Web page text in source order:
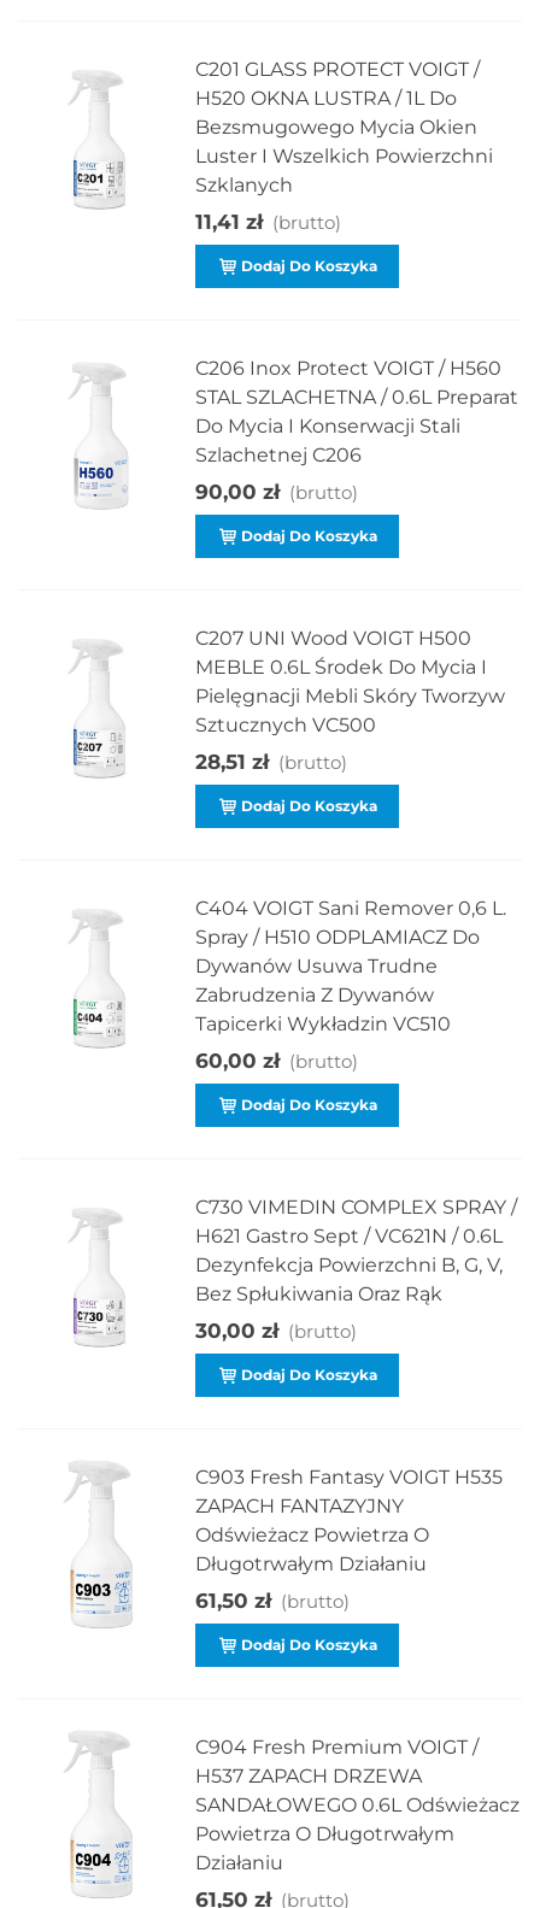
C201 GLASS PROTECT VOIGT /
H520 OKNA LUSTRA / 1L Do
Bezsmugowego Mycia Okien
Luster I Wszelkich Powierzchni
Szklanych
11,41 zł (brutto)
Dodaj Do Koszyka
C206 Inox Protect VOIGT / H560
STAL SZLACHETNA / 0.6L Preparat
Do Mycia I Konserwacji Stali
Szlachetnej C206
90,00 zł (brutto)
Dodaj Do Koszyka
C207 UNI Wood VOIGT H500
MEBLE 0.6L Środek Do Mycia I
Pielęgnacji Mebli Skóry Tworzyw
Sztucznych VC500
28,51 zł (brutto)
Dodaj Do Koszyka
C404 VOIGT Sani Remover 0,6 L.
Spray / H510 ODPLAMIACZ Do
Dywanów Usuwa Trudne
Zabrudzenia Z Dywanów
Tapicerki Wykładzin VC510
60,00 zł (brutto)
Dodaj Do Koszyka
C730 VIMEDIN COMPLEX SPRAY /
H621 Gastro Sept / VC621N / 0.6L
Dezynfekcja Powierzchni B, G, V,
Bez Spłukiwania Oraz Rąk
30,00 zł (brutto)
Dodaj Do Koszyka
C903 Fresh Fantasy VOIGT H535
ZAPACH FANTAZYJNY
Odświeżacz Powietrza O
Długotrwałym Działaniu
61,50 zł (brutto)
Dodaj Do Koszyka
C904 Fresh Premium VOIGT /
H537 ZAPACH DRZEWA
SANDAŁOWEGO 0.6L Odświeżacz
Powietrza O Długotrwałym
Działaniu
61,50 zł (brutto)